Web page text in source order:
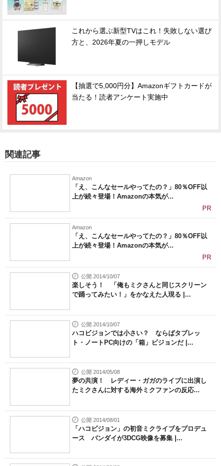
これから選ぶ新型TVはこれ！失敗しない選び
方と、2026年夏の一押しモデル
【抽選で5,000円分】Amazonギフトカードが
当たる！読者アンケート実施中
関連記事
Amazon
「え、こんなセールやってたの？」80％OFF以
上が続々登場！Amazonの本気が...
PR
Amazon
「え、こんなセールやってたの？」80％OFF以
上が続々登場！Amazonの本気が...
PR
公開 2014/10/07
楽しそう！ 「俺もミクさんと同じスクリーン
で踊ってみたい！」をかなえた人現る |...
公開 2014/10/07
ハコビジョンでは小さい？ ならばタブレッ
ト・ノートPC向けの「箱」ビジョンだ |...
公開 2014/05/08
夢の共演！ レディー・ガガのライブに出演し
たミクさんに対する海外ミクファンの反応...
公開 2014/08/01
「ハコビジョン」の初音ミクライブをプロデュ
ース バンダイが3DCG映像を募集 |...